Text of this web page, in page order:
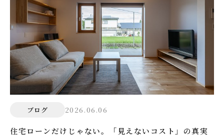
ブログ 2026.06.06
住宅ローンだけじゃない。「見えないコスト」の真実